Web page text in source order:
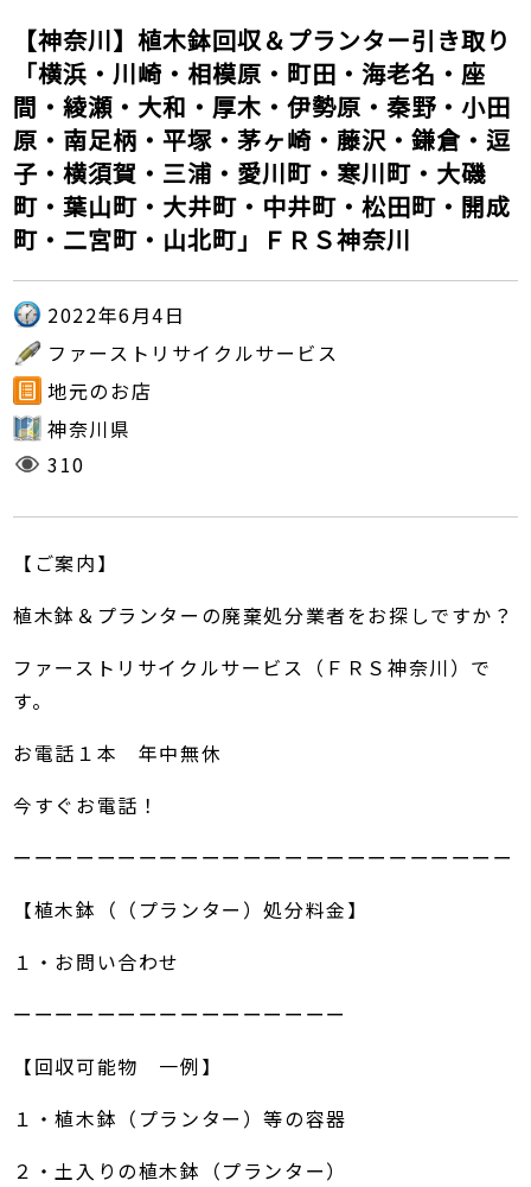
【神奈川】植木鉢回収＆プランター引き取り
「横浜・川崎・相模原・町田・海老名・座
間・綾瀬・大和・厚木・伊勢原・秦野・小田
原・南足柄・平塚・茅ヶ崎・藤沢・鎌倉・逗
子・横須賀・三浦・愛川町・寒川町・大磯
町・葉山町・大井町・中井町・松田町・開成
町・二宮町・山北町」ＦＲＳ神奈川
2022年6月4日
ファーストリサイクルサービス
地元のお店
神奈川県
310
【ご案内】
植木鉢＆プランターの廃棄処分業者をお探しですか？
ファーストリサイクルサービス（ＦＲＳ神奈川）で
す。
お電話１本 年中無休
今すぐお電話！
ーーーーーーーーーーーーーーーーーーーーーーーー
【植木鉢（（プランター）処分料金】
１・お問い合わせ
ーーーーーーーーーーーーーーーー
【回収可能物 一例】
１・植木鉢（プランター）等の容器
２・土入りの植木鉢（プランター）